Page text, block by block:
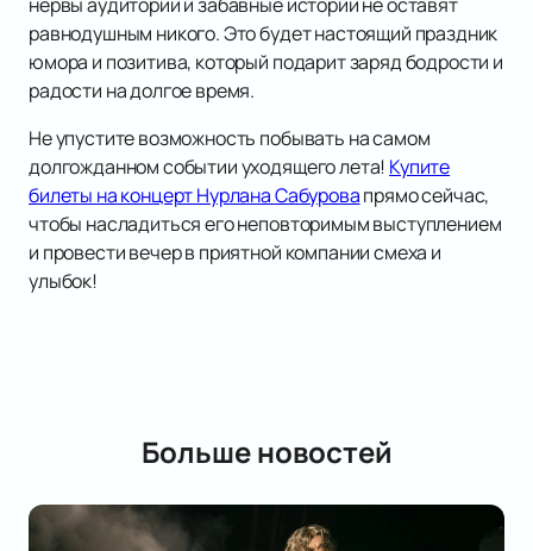
нервы аудитории и забавные истории не оставят
равнодушным никого. Это будет настоящий праздник
юмора и позитива, который подарит заряд бодрости и
радости на долгое время.
Не упустите возможность побывать на самом
долгожданном событии уходящего лета! Купите
билеты на концерт Нурлана Сабуровапрямо сейчас,
чтобы насладиться его неповторимым выступлением
и провести вечер в приятной компании смеха и
улыбок!
Больше новостей